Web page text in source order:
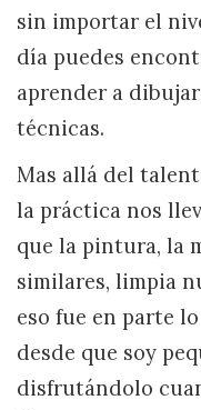
sin importar el
día puedes
aprender a
técnicas.
Mas allá del
la práctica nos
que la pintura, la
similares, limpia
eso fue en parte
desde que soy
disfrutándolo